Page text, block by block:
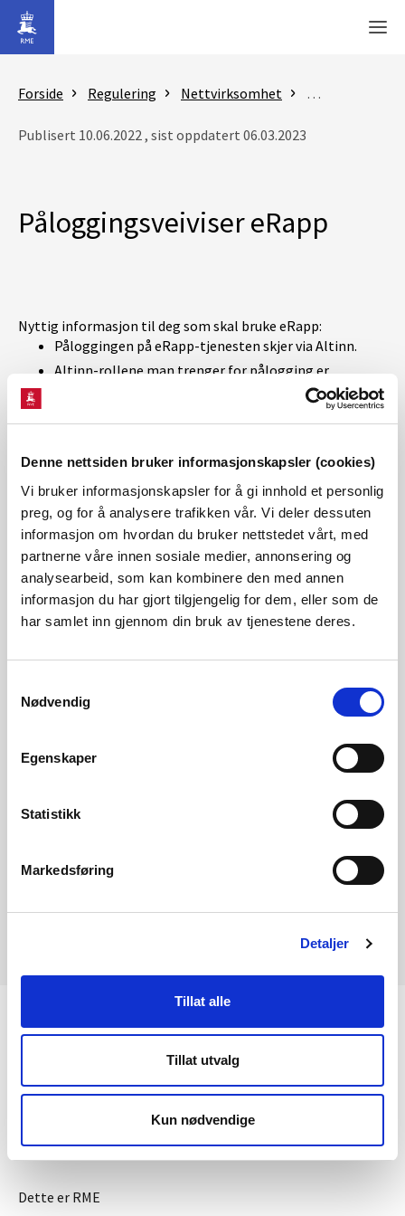
Denne nettsiden bruker informasjonskapsler (cookies)
Vi bruker informasjonskapsler for å gi innhold et personlig
preg, og for å analysere trafikken vår. Vi deler dessuten
informasjon om hvordan du bruker nettstedet vårt, med
partnerne våre innen sosiale medier, annonsering og
analysearbeid, som kan kombinere den med annen
informasjon du har gjort tilgjengelig for dem, eller som de
har samlet inn gjennom din bruk av tjenestene deres.
Nødvendig
Egenskaper
Statistikk
Markedsføring
Detaljer
Tillat alle
Tillat utvalg
Kun nødvendige
Gå til hovedinnhold
Forside Regulering Nettvirksomhet Økonomisk
Publisert 10.06.2022 , sist oppdatert 06.03.2023
Påloggingsveiviser eRapp
Nyttig informasjon til deg som skal bruke eRapp:
Påloggingen på eRapp-tjenesten skjer via Altinn.
Altinn-rollene man trenger for pålogging er
avhengige av hvilke oppgaver man utfører i eRapp.
Altinn-rollene opprettes og delegeres innenfor
Personen som kan delegere Altinn-roller på vegne av
Fortell oss litt om deg selv, slik at vi kan gi deg
riktig veiledning.
Jeg er ...
Innrapporterer
Liste over konsesjonærer
Kontakt oss
KONTAKT OSS
OM RME
Dette er RME